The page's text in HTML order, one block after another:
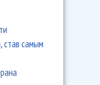
став самым